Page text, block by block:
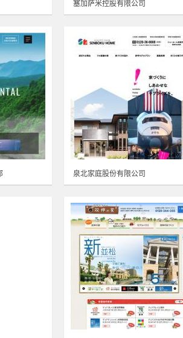
塞加萨米控股有限公司
泉北家庭股份有限公司